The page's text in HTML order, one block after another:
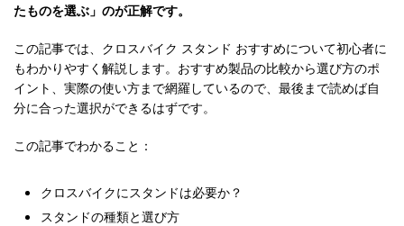
たものを選ぶ」のが正解です。
この記事では、クロスバイク スタンド おすすめについて初心者に
もわかりやすく解説します。おすすめ製品の比較から選び方のポ
イント、実際の使い方まで網羅しているので、最後まで読めば自
分に合った選択ができるはずです。
この記事でわかること：
クロスバイクにスタンドは必要か？
スタンドの種類と選び方